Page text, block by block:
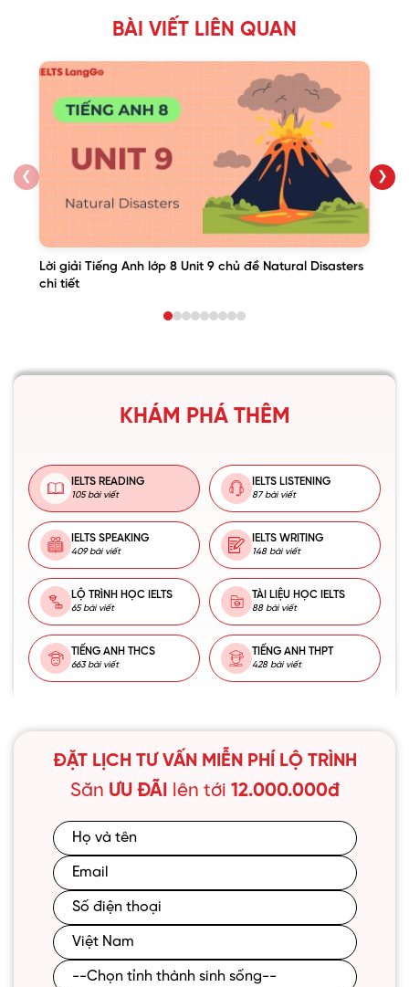
BÀI VIẾT LIÊN QUAN
❮
Lời giải Tiếng Anh lớp 8 Unit 9 chủ đề Natural Disasters
chi tiết
❯
KHÁM PHÁ THÊM
IELTS READING
105 bài viết
IELTS LISTENING
87 bài viết
IELTS SPEAKING
409 bài viết
IELTS WRITING
148 bài viết
LỘ TRÌNH HỌC IELTS
65 bài viết
TÀI LIỆU HỌC IELTS
88 bài viết
TIẾNG ANH THCS
663 bài viết
TIẾNG ANH THPT
428 bài viết
ĐẶT LỊCH TƯ VẤN MIỄN PHÍ LỘ TRÌNH
Săn ƯU ĐÃI lên tới 12.000.000đ